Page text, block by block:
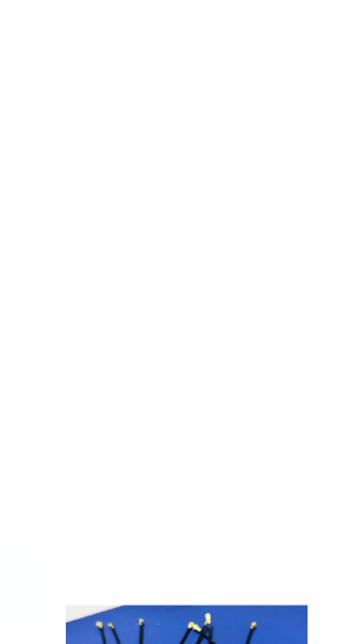
2025 de Hanovre avec ses
2025 Changshu Bshine